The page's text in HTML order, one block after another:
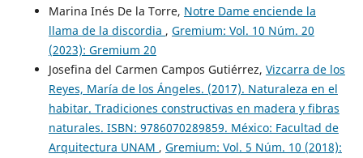
Marina Inés De la Torre, Notre Dame enciende la
llama de la discordia , Gremium: Vol. 10 Núm. 20
(2023): Gremium 20
Josefina del Carmen Campos Gutiérrez, Vizcarra de los
Reyes, María de los Ángeles. (2017). Naturaleza en el
habitar. Tradiciones constructivas en madera y fibras
naturales. ISBN: 9786070289859. México: Facultad de
Arquitectura UNAM , Gremium: Vol. 5 Núm. 10 (2018):